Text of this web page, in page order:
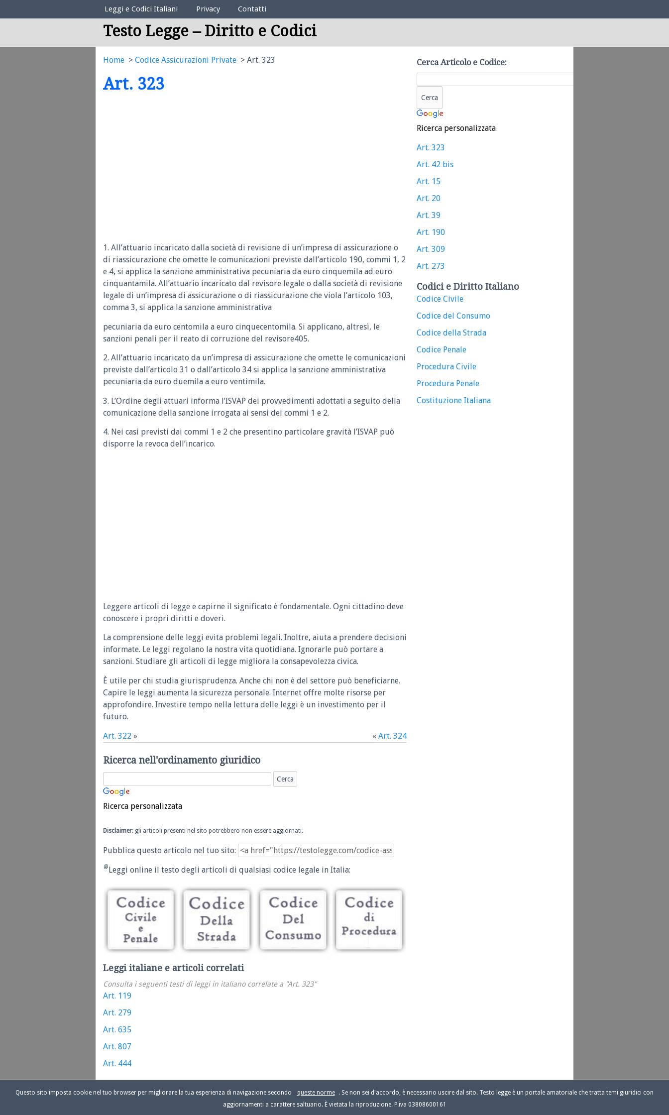
Elenco Codici Legali
Leggi e Codici Italiani Privacy Contatti
Testo Legge – Diritto e Codici
Home Codice Assicurazioni Private Art. 323
Art. 323
1. All’attuario incaricato dalla società di revisione di un’impresa di assicurazione o
di riassicurazione che omette le comunicazioni previste dall’articolo 190, commi 1, 2
e 4, si applica la sanzione amministrativa pecuniaria da euro cinquemila ad euro
cinquantamila. All’attuario incaricato dal revisore legale o dalla società di revisione
legale di un’impresa di assicurazione o di riassicurazione che viola l’articolo 103,
comma 3, si applica la sanzione amministrativa
pecuniaria da euro centomila a euro cinquecentomila. Si applicano, altresì, le
sanzioni penali per il reato di corruzione del revisore405.
2. All’attuario incaricato da un’impresa di assicurazione che omette le comunicazioni
previste dall’articolo 31 o dall’articolo 34 si applica la sanzione amministrativa
pecuniaria da euro duemila a euro ventimila.
3. L’Ordine degli attuari informa l’ISVAP dei provvedimenti adottati a seguito della
comunicazione della sanzione irrogata ai sensi dei commi 1 e 2.
4. Nei casi previsti dai commi 1 e 2 che presentino particolare gravità l’ISVAP può
disporre la revoca dell’incarico.
Leggere articoli di legge e capirne il significato è fondamentale. Ogni cittadino deve
conoscere i propri diritti e doveri.
La comprensione delle leggi evita problemi legali. Inoltre, aiuta a prendere decisioni
informate. Le leggi regolano la nostra vita quotidiana. Ignorarle può portare a
sanzioni. Studiare gli articoli di legge migliora la consapevolezza civica.
È utile per chi studia giurisprudenza. Anche chi non è del settore può beneficiarne.
Capire le leggi aumenta la sicurezza personale. Internet offre molte risorse per
approfondire. Investire tempo nella lettura delle leggi è un investimento per il
futuro.
Art. 322 » « Art. 324
Ricerca nell'ordinamento giuridico
Ricerca personalizzata
Disclaimer: gli articoli presenti nel sito potrebbero non essere aggiornati.
Pubblica questo articolo nel tuo sito:
Leggi online il testo degli articoli di qualsiasi codice legale in Italia:
Leggi italiane e articoli correlati
Consulta i seguenti testi di leggi in italiano correlate a "Art. 323"
Art. 119
Art. 279
Art. 635
Art. 807
Art. 444
Cerca Articolo e Codice:
Ricerca personalizzata
Art. 323
Art. 42 bis
Art. 15
Art. 20
Art. 39
Art. 190
Art. 309
Art. 273
Codici e Diritto Italiano
Codice Civile
Codice del Consumo
Codice della Strada
Codice Penale
Procedura Civile
Procedura Penale
Costituzione Italiana
Questo sito imposta cookie nel tuo browser per migliorare la tua esperienza di navigazione secondo queste norme
. Se non sei d'accordo, è necessario uscire dal sito. Testo legge è un portale amatoriale che tratta temi giuridici con
aggiornamenti a carattere saltuario. È vietata la riproduzione. P.iva 03808600161